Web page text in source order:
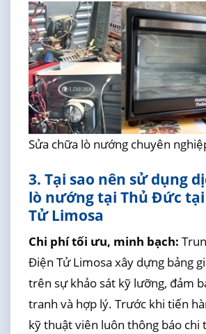
Sửa chữa lò nướng chuyên
3. Tại sao nên sử dụng
lò nướng tại Thủ Đức
Tử Limosa
Chi phí tối ưu, minh bạch:
Điện Tử Limosa xây dựng bảng
trên sự khảo sát kỹ lưỡng, đảm
tranh và hợp lý. Trước khi tiến
kỹ thuật viên luôn thông báo chi